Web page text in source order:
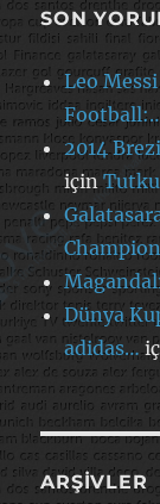
SON
Leo
2014
için
Dünya
adidas…
ARŞIVLER